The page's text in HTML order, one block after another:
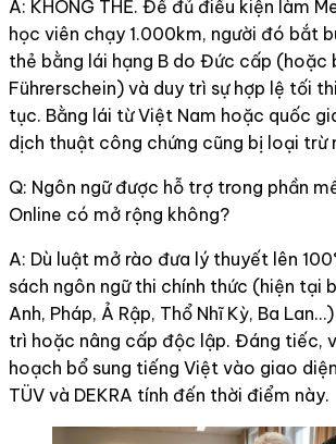
A: KHÔNG THỂ. Để đủ điều kiện làm
học viên chạy 1.000km, người đó bắt
thẻ bằng lái hạng B do Đức cấp (hoặc
Führerschein) và duy trì sự hợp lệ tối
tục. Bằng lái từ Việt Nam hoặc quốc
dịch thuật công chứng cũng bị loại trừ
Q: Ngôn ngữ được hỗ trợ trong phần
Online có mở rộng không?
A: Dù luật mở rào đưa lý thuyết lên
sách ngôn ngữ thi chính thức (hiện tại
Anh, Pháp, Ả Rập, Thổ Nhĩ Kỳ, Ba
trì hoặc nâng cấp độc lập. Đáng tiếc,
hoạch bổ sung tiếng Việt vào giao
TÜV và DEKRA tính đến thời điểm này.